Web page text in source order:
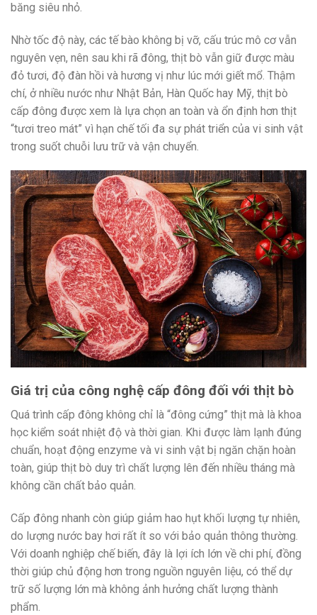
băng siêu nhỏ.
Nhờ tốc độ này, các tế bào không bị vỡ, cấu trúc mô cơ vẫn
nguyên vẹn, nên sau khi rã đông, thịt bò vẫn giữ được màu
đỏ tươi, độ đàn hồi và hương vị như lúc mới giết mổ. Thậm
chí, ở nhiều nước như Nhật Bản, Hàn Quốc hay Mỹ, thịt bò
cấp đông được xem là lựa chọn an toàn và ổn định hơn thịt
“tươi treo mát” vì hạn chế tối đa sự phát triển của vi sinh vật
trong suốt chuỗi lưu trữ và vận chuyển.
Giá trị của công nghệ cấp đông đối với thịt bò
Quá trình cấp đông không chỉ là “đông cứng” thịt mà là khoa
học kiểm soát nhiệt độ và thời gian. Khi được làm lạnh đúng
chuẩn, hoạt động enzyme và vi sinh vật bị ngăn chặn hoàn
toàn, giúp thịt bò duy trì chất lượng lên đến nhiều tháng mà
không cần chất bảo quản.
Cấp đông nhanh còn giúp giảm hao hụt khối lượng tự nhiên,
do lượng nước bay hơi rất ít so với bảo quản thông thường.
Với doanh nghiệp chế biến, đây là lợi ích lớn về chi phí, đồng
thời giúp chủ động hơn trong nguồn nguyên liệu, có thể dự
trữ số lượng lớn mà không ảnh hưởng chất lượng thành
phẩm.